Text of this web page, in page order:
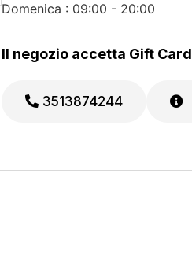
Domenica : 09:00 - 20:00
Il negozio accetta Gift Card
3513874244